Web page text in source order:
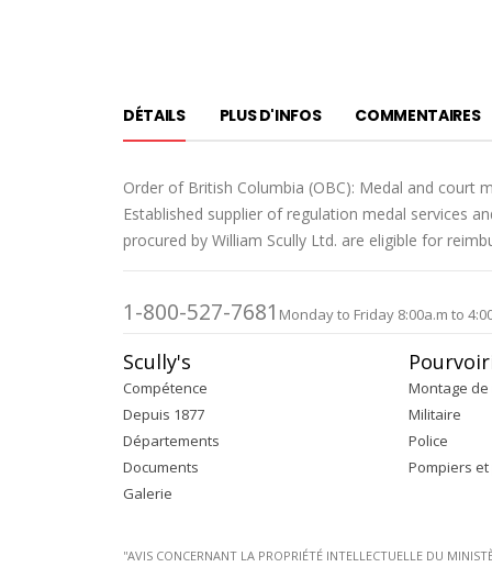
DÉTAILS
Order of British Columbia (OBC): Medal and court
Established supplier of regulation medal services
procured by William Scully Ltd. are eligible for
PLUS D'INFOS COMMENTAIRES
1-800-527-7681 Monday to Friday 8:00a.m to
Scully's
Compétence
Depuis 1877
Départements
Documents
Galerie
Montage
Militaire
Police
Pompiers
''AVIS CONCERNANT LA PROPRIÉTÉ INTELLECTUELLE DU